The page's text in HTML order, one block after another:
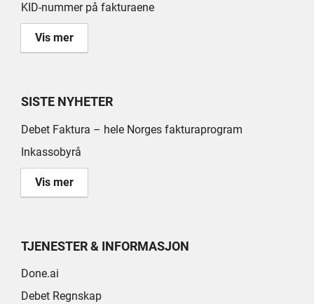
KID-nummer på fakturaene
Vis mer
SISTE NYHETER
Debet Faktura – hele Norges fakturaprogram
Inkassobyrå
Vis mer
TJENESTER & INFORMASJON
Done.ai
Debet Regnskap